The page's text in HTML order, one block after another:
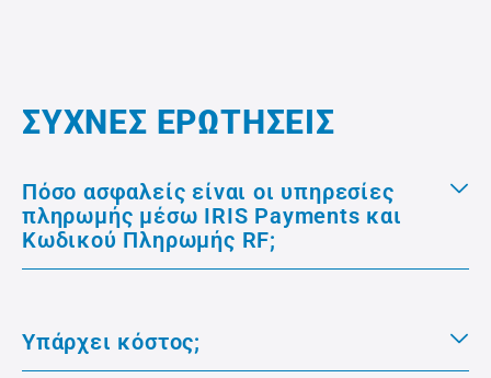
ΣΥΧΝΈΣ ΕΡΩΤΉΣΕΙΣ
Πόσο ασφαλείς είναι οι υπηρεσίες
πληρωμής μέσω IRIS Payments και
Kωδικού Πληρωμής RF;
Υπάρχει κόστος;